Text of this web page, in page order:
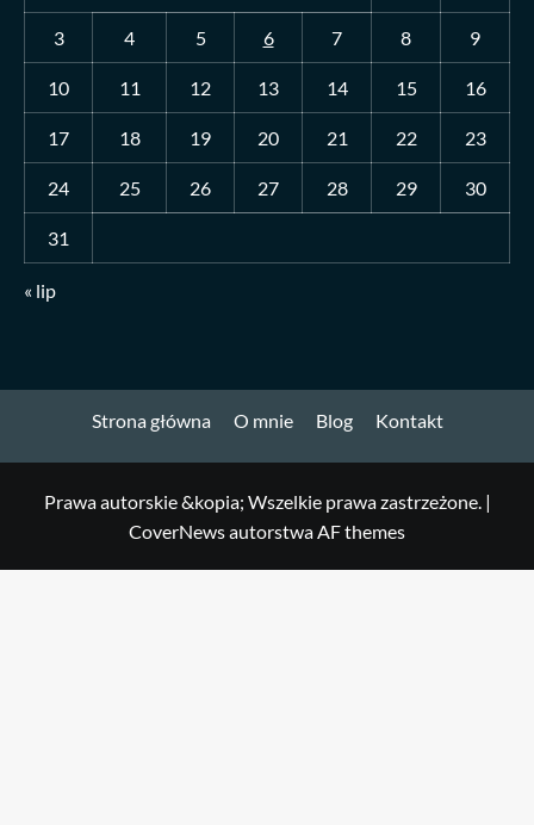
3 4 5 6 7 8 9
10 11 12 13 14 15 16
17 18 19 20 21 22 23
24 25 26 27 28 29 30
31
« lip
Strona główna O mnie Blog Kontakt
Prawa autorskie &kopia; Wszelkie prawa zastrzeżone. |
CoverNewsautorstwa AF themes